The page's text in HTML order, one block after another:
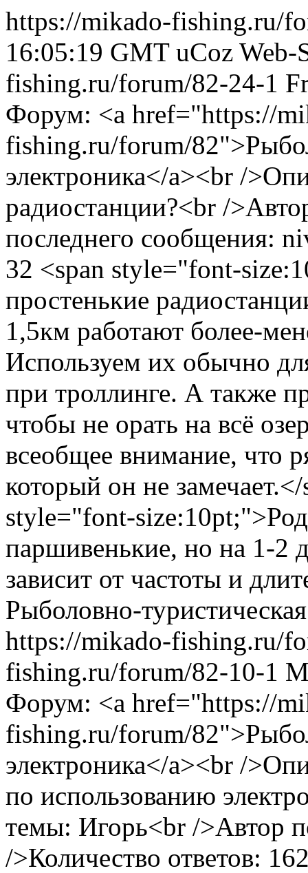
https://mikado-fishing.ru/
16:05:19 GMT uCoz Web-
fishing.ru/forum/82-24-1
Форум: <a href="https://
fishing.ru/forum/
электроника</a><br /
радиостанции?<br /
последнего сообщения:
32 <span style="font-
простенькие
1,5км работают более-
Используем их обычно
при троллинге. А также
чтобы не орать на всё
всеобщее внимание, что
который он не
style="font-
паршивенькие, но на 1-2
зависит от частоты и
Рыболовно-
https://mikado-fishing.ru/
fishing.ru/forum/82-10-1
Форум: <a href="https://
fishing.ru/forum/
электроника</a><br /
по использованию
темы: Игорь<br />Автор
/>Количество ответов: